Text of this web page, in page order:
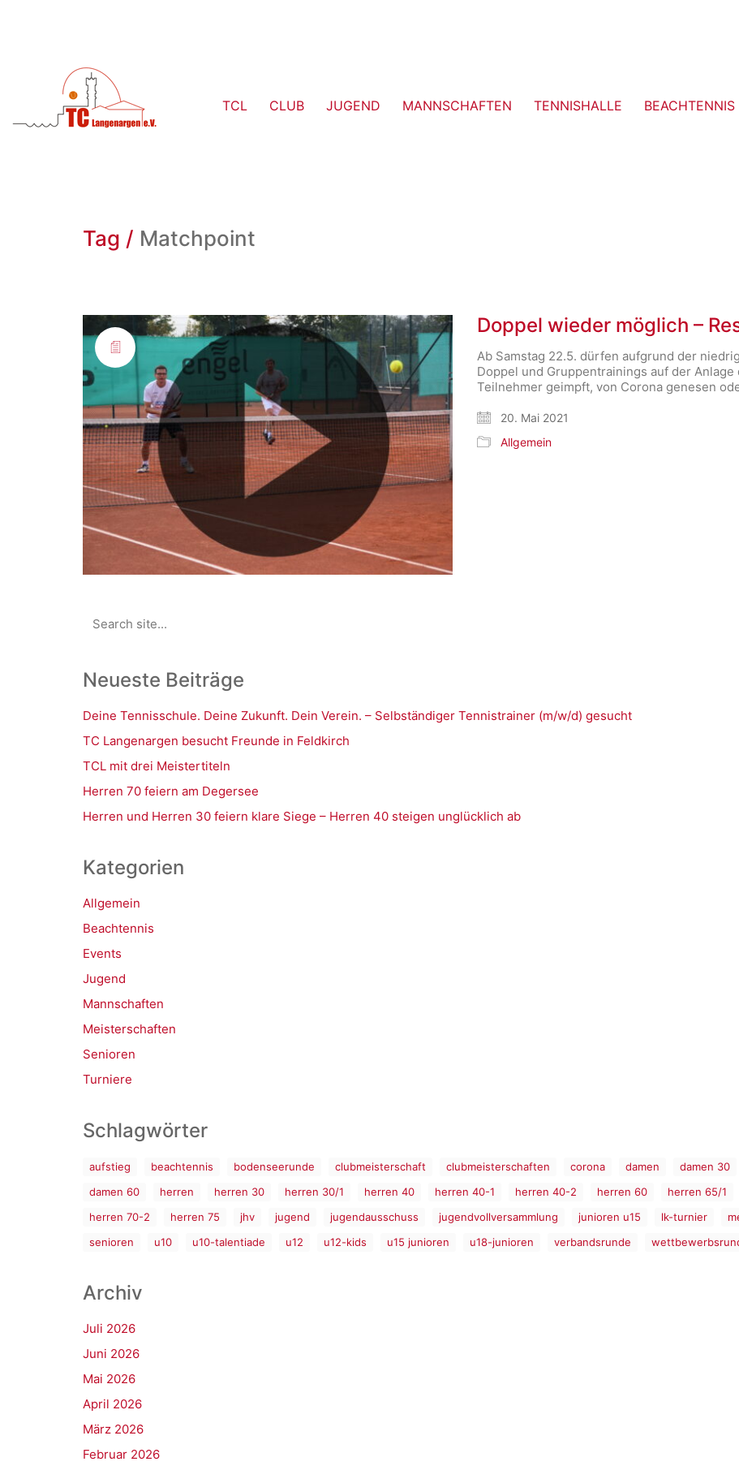
TCL CLUB JUGEND MANNSCHAFTEN TENNISHALLE BEACHTENNIS
Tag / Matchpoint
Doppel wieder möglich –
Ab Samstag 22.5. dürfen aufgrund der
Doppel und Gruppentrainings auf der
Teilnehmer geimpft, von Corona genesen
20. Mai 2021
Allgemein
for:
Neueste Beiträge
Deine Tennisschule. Deine Zukunft. Dein Verein. – Selbständiger Tennistrainer (m/w/d) gesucht
TC Langenargen besucht Freunde in Feldkirch
TCL mit drei Meistertiteln
Herren 70 feiern am Degersee
Herren und Herren 30 feiern klare Siege – Herren 40 steigen unglücklich ab
Kategorien
Allgemein
Beachtennis
Events
Jugend
Mannschaften
Meisterschaften
Senioren
Turniere
Schlagwörter
aufstieg beachtennis bodenseerunde clubmeisterschaft clubmeisterschaften corona damen damen 30
damen 60
herren herren 30 herren 30/1 herren 40 herren 40-1 herren 40-2 herren 60 herren 65/1
herren 70-2
herren 75 jhv jugend jugendausschuss jugendvollversammlung junioren u15 lk-turnier
senioren
u10 u10-talentiade u12 u12-kids u15 junioren u18-junioren verbandsrunde
Archiv
Juli 2026
Juni 2026
Mai 2026
April 2026
März 2026
Februar 2026